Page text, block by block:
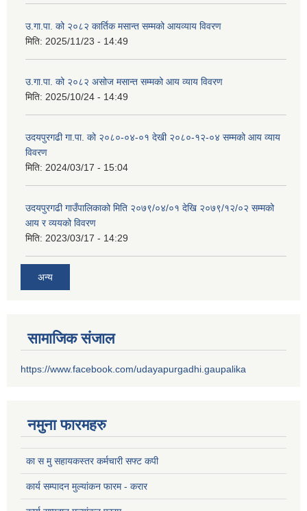
उ.गा.पा. को २०८२ कार्तिक मसान्त सम्मको आयव्याय विवरण
मिति: 2025/11/23 - 14:49
उ.गा.पा. को २०८२ असोज मसान्त सम्मको आय व्याय विवरण
मिति: 2025/10/24 - 14:49
उदयपुरगढी गा.पा. को २०८०-०४-०१ देखी २०८०-१२-०४ सम्मको आय व्याय
विवरण
मिति: 2024/03/17 - 15:04
उदयपुरगढी गाउँपालिकाको मिति २०७९/०४/०१ देखि २०७९/१२/०२ सम्मको
आय र व्ययको विवरण
मिति: 2023/03/17 - 14:29
अन्य
सामाजिक संजाल
https://www.facebook.com/udayapurgadhi.gaupalika
नमुना फारमहरु
का स मु सहायकस्तर कर्मचारी सफ्ट कपी
कार्य सम्पादन मुल्यांकन फारम - करार